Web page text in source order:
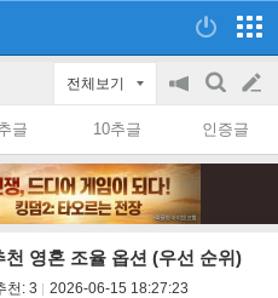
전체보기
공
on/off
검
색
글
쓰
글 10추글 인증글
영혼 조율 옵션 (우선 순위)
천: 3 2026-06-15 18:27:23